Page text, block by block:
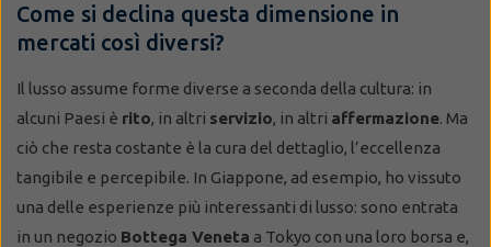
Come si declina questa dimensione in
mercati così diversi?
Il lusso assume forme diverse a seconda della cultura: in
alcuni Paesi è rito, in altri servizio, in altri affermazione. Ma
ciò che resta costante è la cura del dettaglio, l’eccellenza
tangibile e percepibile. In Giappone, ad esempio, ho vissuto
una delle esperienze più interessanti di lusso: sono entrata
in un negozio Bottega Veneta a Tokyo con una loro borsa e,